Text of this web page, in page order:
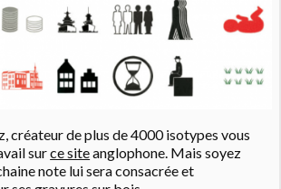
créateur de plus de 4000 isotypes vous
surce siteanglophone. Mais soyez
note lui sera consacrée et